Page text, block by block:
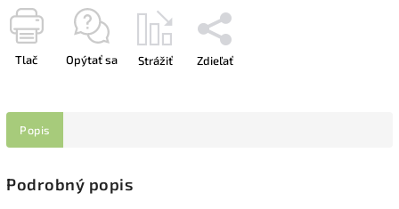
Tlač Opýtať sa Strážiť Zdieľať
Popis
Podrobný popis